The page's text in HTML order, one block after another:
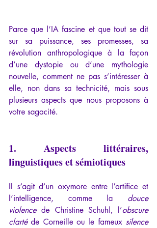
Parce que l’IA fascine et que tout se dit
sur sa puissance, ses promesses, sa
révolution anthropologique à la façon
d’une dystopie ou d’une mythologie
nouvelle, comment ne pas s’intéresser à
elle, non dans sa technicité, mais sous
plusieurs aspects que nous proposons à
votre sagacité.
1. Aspects littéraires,
linguistiques et sémiotiques
Il s’agit d’un oxymore entre l’artifice et
l’intelligence, comme la douce
violence de Christine Schuhl, l’obscure
clarté de Corneille ou le fameux silence